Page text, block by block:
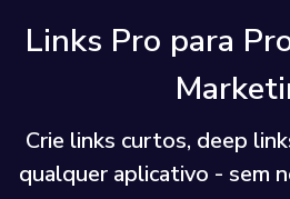
Links Pro para
Crie links curtos, deep
qualquer aplicativo - sem